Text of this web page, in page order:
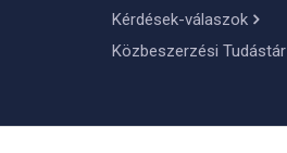
Kérdések-válaszok
Közbeszerzési Tudástár